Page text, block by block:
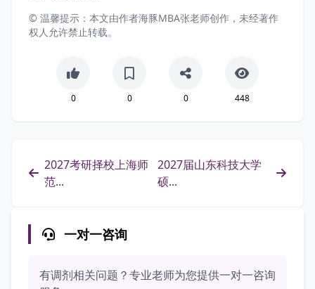
© 温馨提示：本文由作者海豚MBA张老师创作，未经著作
权人允许禁止转载。
0 0 0 448
2027考研择校上海师
范...
2027届山东科技大学
硕...
一对一咨询
有调剂相关问题？专业老师为您提供一对一咨询